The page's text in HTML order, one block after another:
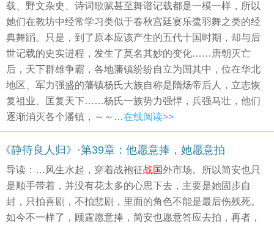
载、野文杂史、诗词歌赋甚至舞谱记载都是一模一样，所以
她们在教坊中经常学习类似于春秋宫廷宴乐鹭羽舞之类的经
典舞蹈。只是，到了原本应该产生的五代十国时期，却与后
世记载的史实进程，发生了莫名其妙的变化……唐朝灭亡
后，天下群雄争霸，各地藩镇纷纷自立为国其中，位在华北
地区、军力强盛的藩镇杨氏大族自称是隋炀帝后人，立志恢
复祖业、匡复天下……杨氏一族势力强悍，兵强马壮，他们
逐渐消灭各个潘镇，～～…在线阅读>>
《静待良人归》·第39章：他愿意捧，她愿意拍
导读：…风生水起，穿着战袍征战国外市场。所以简安也只
是顺手带着，并没有花太多的心思下去，主要是她固步自
封，只拍喜剧，不拍悲剧，里面的角色不能是最后伤残死。
如今不一样了，顾霆愿意捧，简安也愿意答应去拍，再者，